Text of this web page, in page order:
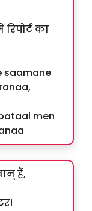
का
saamane
men
हैं,